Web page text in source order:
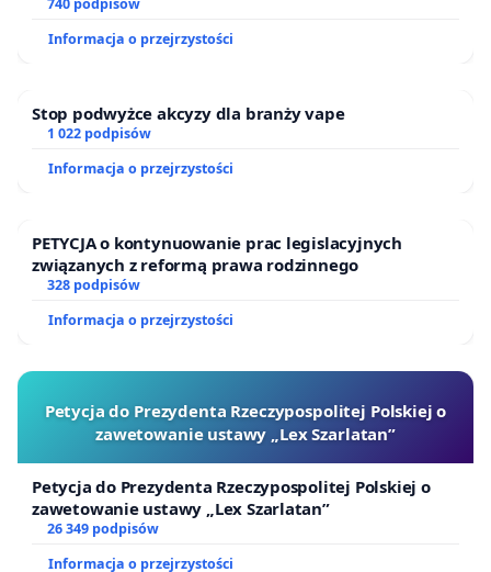
ogrody działkowe.
740 podpisów
Informacja o przejrzystości
Stop podwyżce akcyzy dla branży vape
1 022 podpisów
Informacja o przejrzystości
PETYCJA o kontynuowanie prac legislacyjnych
związanych z reformą prawa rodzinnego
328 podpisów
Informacja o przejrzystości
Petycja do Prezydenta Rzeczypospolitej Polskiej o
zawetowanie ustawy „Lex Szarlatan”
Petycja do Prezydenta Rzeczypospolitej Polskiej o
zawetowanie ustawy „Lex Szarlatan”
26 349 podpisów
Informacja o przejrzystości